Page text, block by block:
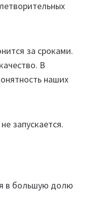
за сроками.
В
наших
запускается.​
в большую долю